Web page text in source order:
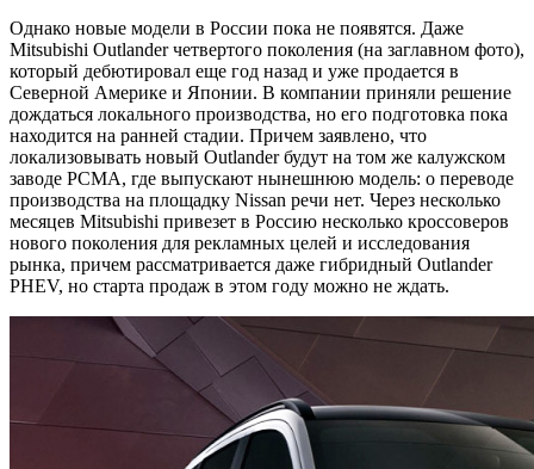
Однако новые модели в России пока не появятся. Даже
Mitsubishi Outlander четвертого поколения (на заглавном фото),
который дебютировал еще год назад и уже продается в
Северной Америке и Японии. В компании приняли решение
дождаться локального производства, но его подготовка пока
находится на ранней стадии. Причем заявлено, что
локализовывать новый Outlander будут на том же калужском
заводе PCMA, где выпускают нынешнюю модель: о переводе
производства на площадку Nissan речи нет. Через несколько
месяцев Mitsubishi привезет в Россию несколько кроссоверов
нового поколения для рекламных целей и исследования
рынка, причем рассматривается даже гибридный Outlander
PHEV, но старта продаж в этом году можно не ждать.